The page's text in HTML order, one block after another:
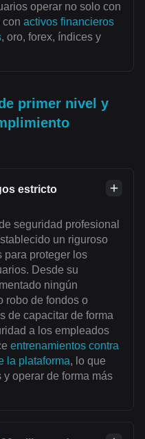
operar no solo con
con activos financieros
, oro, forex, índices y
primer nivel y
estricto
seguridad profesional
un riguroso
para proteger los
Desde su
ningún
robo de fondos o
de capacitar de forma
a los empleados
entrenamientos contra
la plataforma, lo que
y operar de forma más